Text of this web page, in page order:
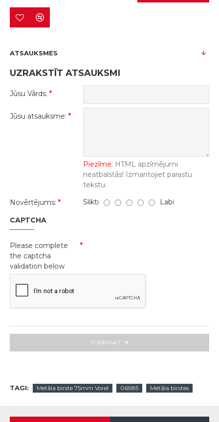
ATSAUKSMES
UZRAKSTĪT ATSAUKSMI
Jūsu Vārds:
Jūsu atsauksme:
Piezīme: HTML apzīmējumi
neatbalstās! Izmantojiet parastu
tekstu.
Novērtējums:
Slikti Labi
CAPTCHA
Please complete
the captcha
validation below
TURPINĀT
TAGI: Metāla birste 75mm Vorel 06985 Metāla birstes